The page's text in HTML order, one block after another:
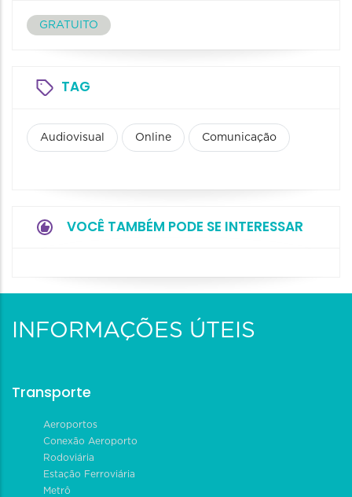
GRATUITO
TAG
Audiovisual Online Comunicação
VOCÊ TAMBÉM PODE SE INTERESSAR
INFORMAÇÕES ÚTEIS
Transporte
Aeroportos
Conexão Aeroporto
Rodoviária
Estação Ferroviária
Metrô